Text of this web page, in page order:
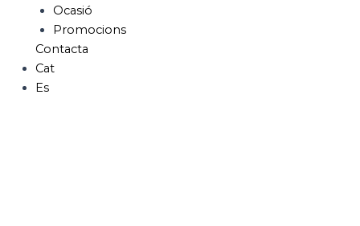
Ocasió
Promocions
Contacta
Cat
Es